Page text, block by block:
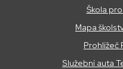
Škola
Mapa
Prohlížeč
Služební auta